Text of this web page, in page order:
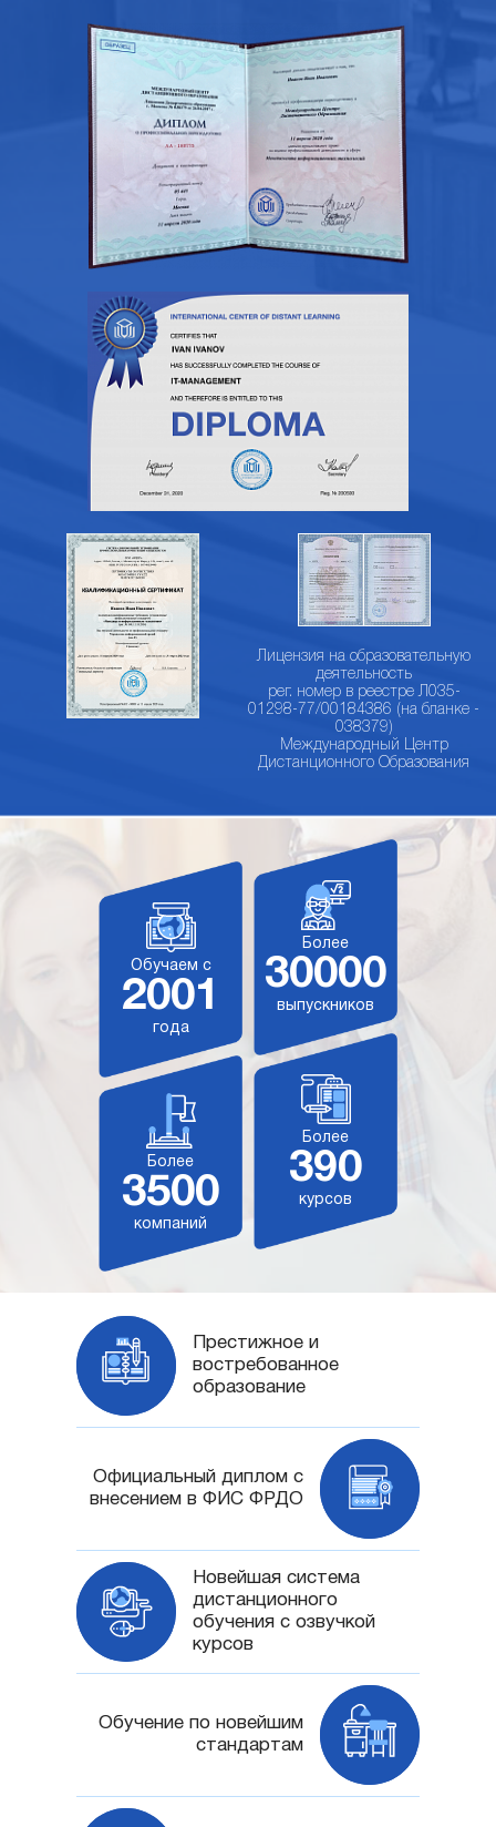
Лицензия на образовательную
деятельность
рег. номер в реестре Л035-
01298-77/00184386 (на бланке -
038379)
Международный Центр
Дистанционного Образования
Обучаем с
2001
года
Более
30000
выпускников
Более
3500
компаний
Более
390
курсов
Престижное и
востребованное
образование
Официальный диплом с
внесением в ФИС ФРДО
Новейшая система
дистанционного
обучения с озвучкой
курсов
Обучение по новейшим
стандартам